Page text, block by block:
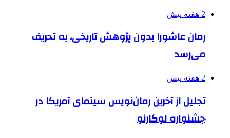
2 هفته پیش
رمان عاشورا بدون پژوهش تاریخی، به تحریف
می‌رسد
2 هفته پیش
تجلیل از آخرین رمان‌نویس سینمای آمریکا در
جشنواره لوکارنو